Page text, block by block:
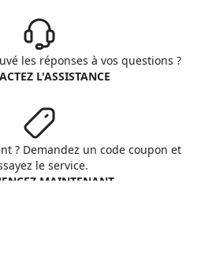
les réponses à vos questions ?
L'ASSISTANCE
? Demandez un code coupon et
le service.
MAINTENANT